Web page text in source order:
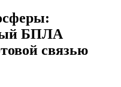
БПЛА
связью